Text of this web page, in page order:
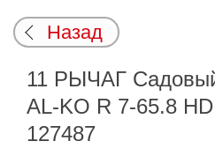
Назад
11 РЫЧАГ
AL-KO R 7-65.8
127487